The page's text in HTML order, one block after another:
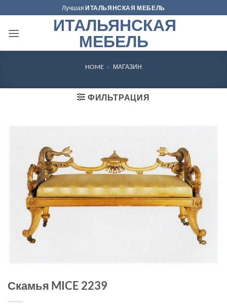
to
content
ЛучшаяИТАЛЬЯНСКАЯ МЕБЕЛЬ
ИТАЛЬЯНСКАЯ
МЕБЕЛЬ
HOME » МАГАЗИН
ФИЛЬТРАЦИЯ
Скамья MICE 2239